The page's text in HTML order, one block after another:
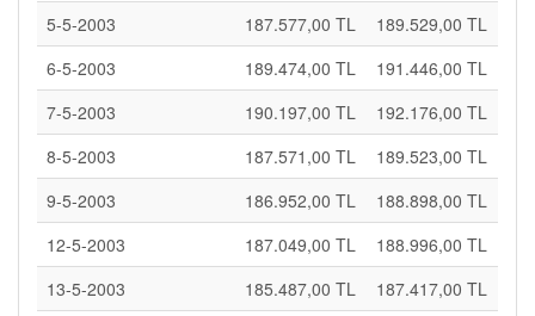
5-5-2003
187.577,00 TL
189.529,00 TL
6-5-2003
189.474,00 TL
191.446,00 TL
7-5-2003
190.197,00 TL
192.176,00 TL
8-5-2003
187.571,00 TL
189.523,00 TL
9-5-2003
186.952,00 TL
188.898,00 TL
12-5-2003
187.049,00 TL
188.996,00 TL
13-5-2003
185.487,00 TL
187.417,00 TL